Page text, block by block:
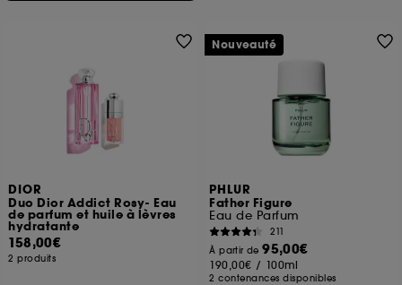
DIOR
Duo Dior Addict Rosy- Eau
de parfum et huile à lèvres
hydratante
158,00€
2 produits
PHLUR
Father Figure
Eau de Parfum
211
À partir de95,00€
190,00€ / 100ml
2 contenances disponibles
Nouveauté